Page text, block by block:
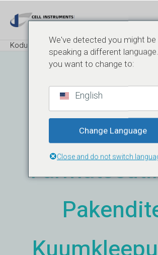
content
Kodu Blogi ASTM F1921
navigation
We've detected you might be
speaking a different
you want to change to:
English
Change Language
Close and do not switch